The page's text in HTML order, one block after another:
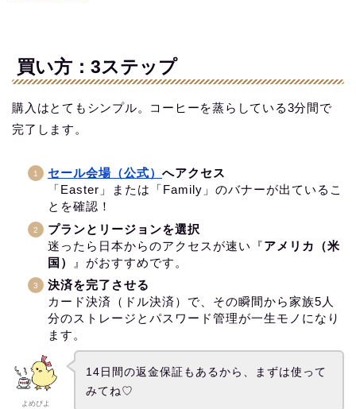
買い方：3ステップ
購入はとてもシンプル。コーヒーを蒸らしている3分間で
完了します。
セール会場（公式） へアクセス
「Easter」または「Family」のバナーが出ているこ
とを確認！
プランとリージョンを選択
迷ったら日本からのアクセスが速い『アメリカ（米
国）
』がおすすめです。
決済を完了させる
カード決済（ドル決済）で、その瞬間から家族5人
分のストレージとパスワード管理が一生モノになり
ます。
よめぴよ
14日間の返金保証もあるから、まずは使って
みてね♡